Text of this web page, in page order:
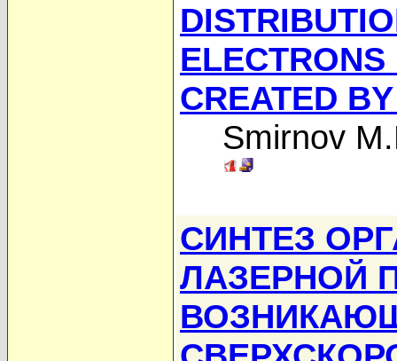
CREATED
Smirnov
СИНТЕЗ
ЛАЗЕРНОЙ